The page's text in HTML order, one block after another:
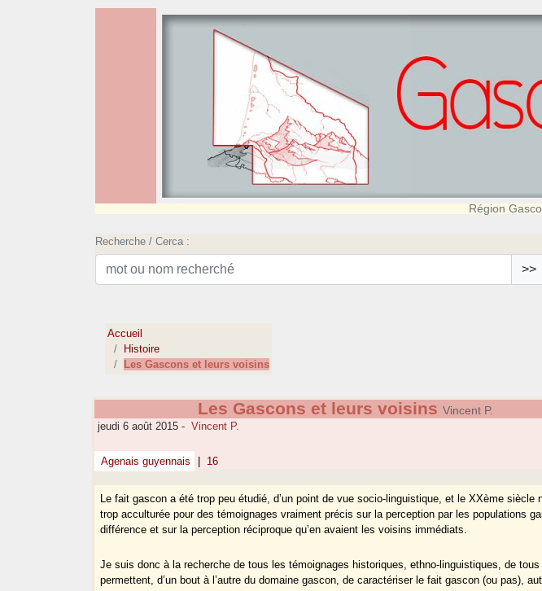
Région
Recherche / Cerca :
>>
Accueil
Histoire
Les Gascons et leurs voisins
Les Gascons et leurs voisins Vincent P.
jeudi 6 août 2015 - Vincent P.
Agenais guyennais 16
Le fait gascon a été trop peu étudié, d’un point de vue socio-linguistique, et le XXème siècle
trop acculturée pour des témoignages vraiment précis sur la perception par les populations
différence et sur la perception réciproque qu’en avaient les voisins immédiats.
Je suis donc à la recherche de tous les témoignages historiques, ethno-linguistiques, de
permettent, d’un bout à l’autre du domaine gascon, de caractériser le fait gascon (ou pas),